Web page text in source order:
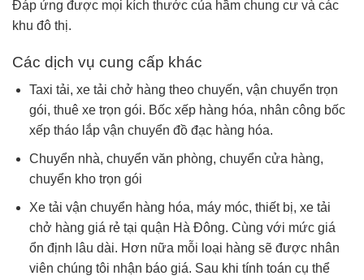
Đáp ứng được mọi kích thước của hầm chung cư và các
khu đô thị.
Các dịch vụ cung cấp khác
Taxi tải, xe tải chở hàng theo chuyến, vận chuyển trọn
gói, thuê xe trọn gói. Bốc xếp hàng hóa, nhân công bốc
xếp tháo lắp vận chuyển đồ đạc hàng hóa.
Chuyển nhà, chuyển văn phòng, chuyển cửa hàng,
chuyển kho trọn gói
Xe tải vận chuyển hàng hóa, máy móc, thiết bị, xe tải
chở hàng giá rẻ tại quận Hà Đông. Cùng với mức giá
ổn định lâu dài. Hơn nữa mỗi loại hàng sẽ được nhân
viên chúng tôi nhận báo giá. Sau khi tính toán cụ thể